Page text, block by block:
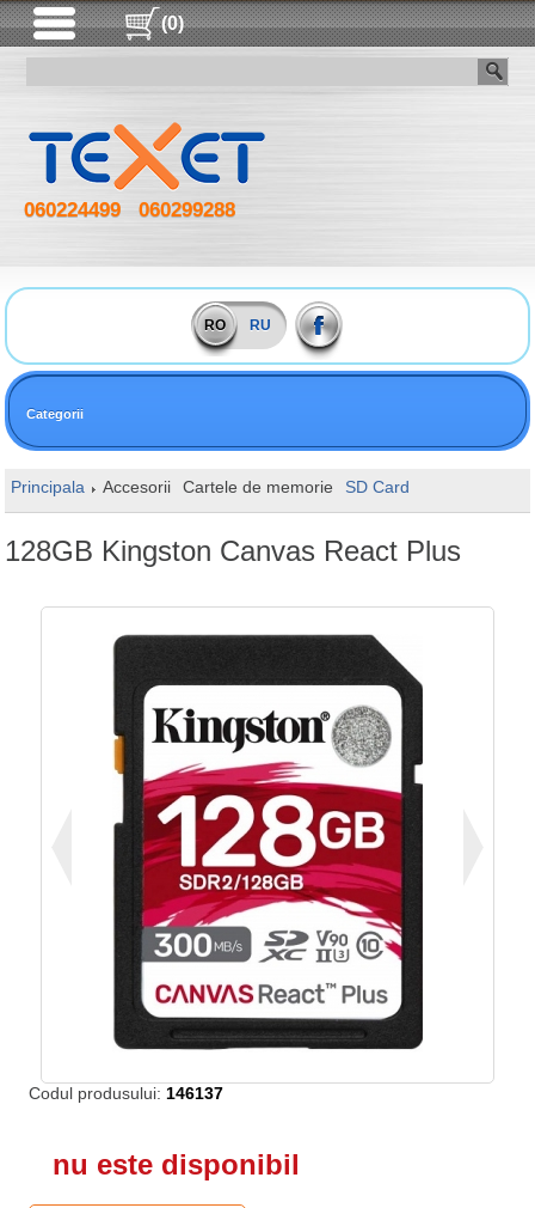
(0)
060224499 060299288
RO RU
Categorii
Principala Accesorii Cartele de memorie SD Card
128GB Kingston Canvas React Plus
Codul produsului: 146137
nu este disponibil